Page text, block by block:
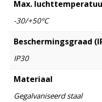
Max.
-30/+50ºC
Beschermingsgraad
IP30
Materiaal
Gegalvaniseerd staal